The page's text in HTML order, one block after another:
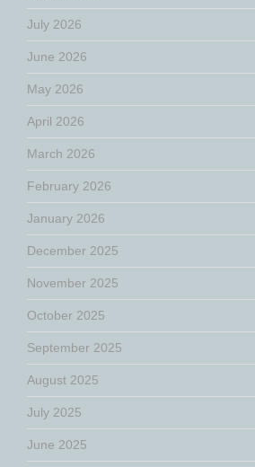
July 2026
June 2026
May 2026
April 2026
March 2026
February 2026
January 2026
December 2025
November 2025
October 2025
September 2025
August 2025
July 2025
June 2025